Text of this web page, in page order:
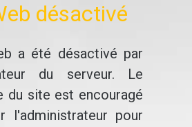
désactivé
a été désactivé par
du serveur. Le
du site est encouragé
l'administrateur pour